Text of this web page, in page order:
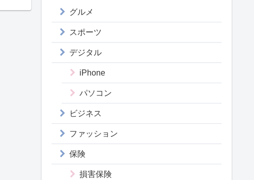
グルメ
スポーツ
デジタル
iPhone
パソコン
ビジネス
ファッション
保険
損害保険